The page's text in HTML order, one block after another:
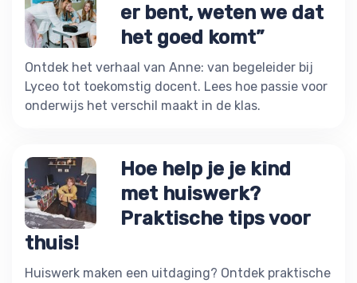
er bent, weten we dat
het goed komt”
Ontdek het verhaal van Anne: van begeleider bij
Lyceo tot toekomstig docent. Lees hoe passie voor
onderwijs het verschil maakt in de klas.
Hoe help je je kind
met huiswerk?
Praktische tips voor
thuis!
Huiswerk maken een uitdaging? Ontdek praktische